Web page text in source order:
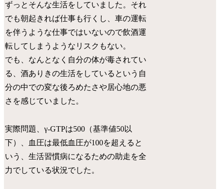
ずっとそんな生活をしていました。それ
でも朝起きれば仕事も行くし、車の運転
を伴うような仕事ではいないので飲酒運
転してしまうようなリスクもない。
でも、なんとなく自分の体が毒されてい
る、酒ありきの生活をしているという自
分の中での変な後ろめたさや居心地の悪
さを感じていました。
実際問題、γ-GTPは500 （基準値50以
下）、血圧は最低血圧が100を超える と
いう、生活習慣病になるための助走を全
力でしている状況でした。